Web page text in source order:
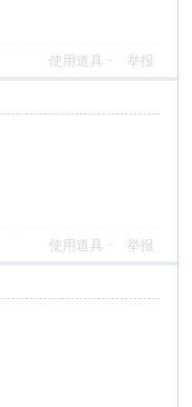
使用道具 举报
使用道具 举报